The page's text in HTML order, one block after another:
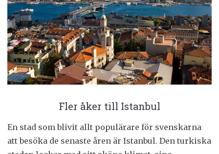
Fler åker till Istanbul
En stad som blivit allt populärare för svenskarna
att besöka de senaste åren är Istanbul. Den turkiska